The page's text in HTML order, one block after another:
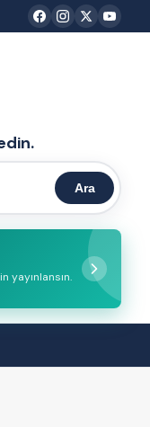
Ara
yayınlansın.